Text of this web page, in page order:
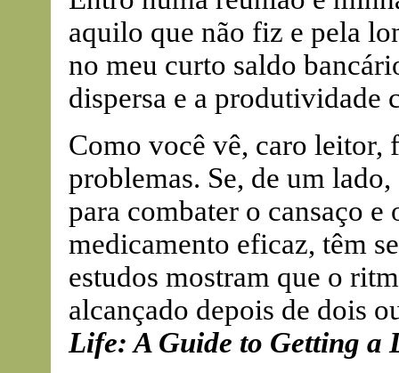
aquilo que não fiz e pela
no meu curto saldo
dispersa e a produtividade
Como você vê, caro leitor,
problemas. Se, de um
para combater o cansaço
medicamento eficaz, têm
estudos mostram que o
alcançado depois de dois
Life: A Guide to Getting a